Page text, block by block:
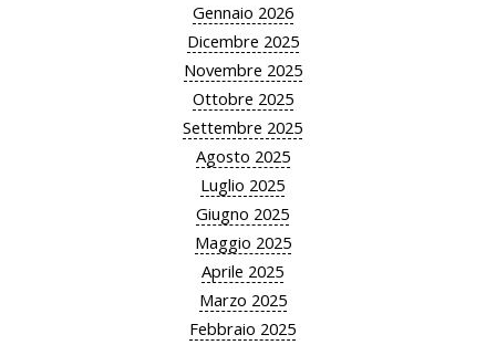
Gennaio 2026
Dicembre 2025
Novembre 2025
Ottobre 2025
Settembre 2025
Agosto 2025
Luglio 2025
Giugno 2025
Maggio 2025
Aprile 2025
Marzo 2025
Febbraio 2025